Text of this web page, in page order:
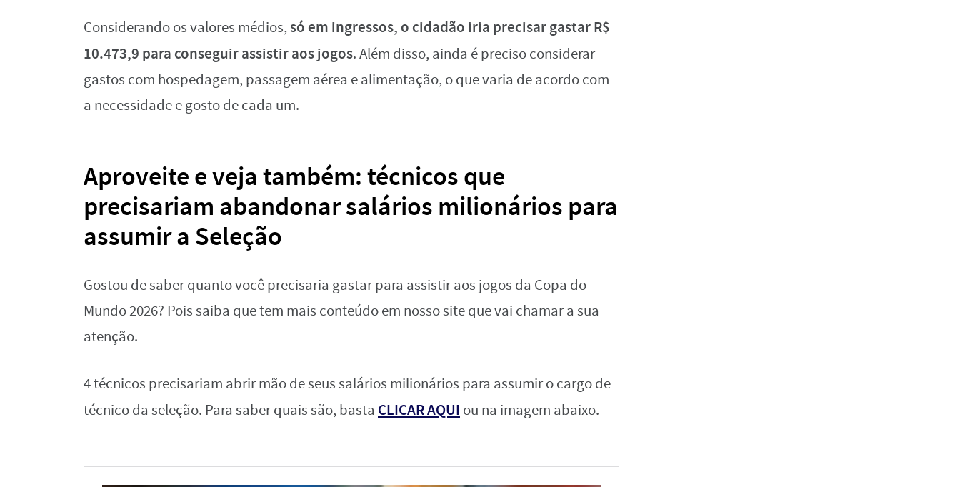
Considerando os valores médios,só em ingressos, o cidadão iria precisar gastar R$
10.473,9 para conseguir assistir aos jogos. Além disso, ainda é preciso considerar
gastos com hospedagem, passagem aérea e alimentação, o que varia de acordo com
a necessidade e gosto de cada um.
Aproveite e veja também: técnicos que
precisariam abandonar salários milionários para
assumir a Seleção
Gostou de saber quanto você precisaria gastar para assistir aos jogos da Copa do
Mundo 2026? Pois saiba que tem mais conteúdo em nosso site que vai chamar a sua
atenção.
4 técnicos precisariam abrir mão de seus salários milionários para assumir o cargo de
técnico da seleção. Para saber quais são, basta CLICAR AQUI ou na imagem abaixo.